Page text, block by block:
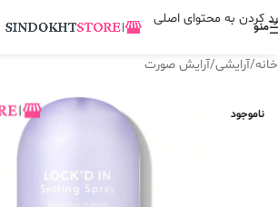
رد کردن به محتوای اصلی
منو
خانه/آرایشی/آرایش صورت
ناموجود